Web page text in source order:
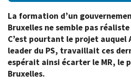
La formation d’un
Bruxelles ne semble pas
C’est pourtant le projet auquel
leader du PS, travaillait ces
espérait ainsi écarter le MR, le
Bruxelles.